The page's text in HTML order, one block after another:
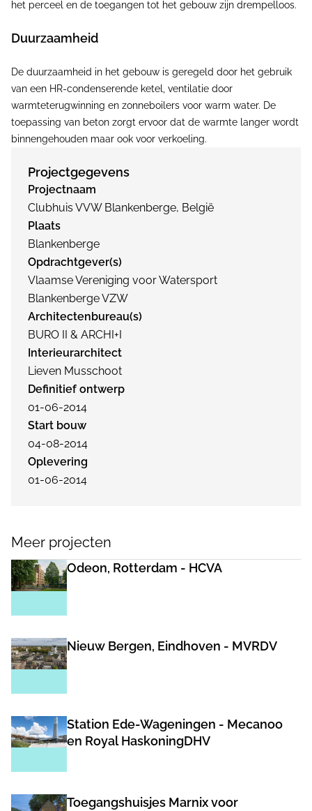
het perceel en de toegangen tot het gebouw zijn drempelloos.
Duurzaamheid
De duurzaamheid in het gebouw is geregeld door het gebruik
van een HR-condenserende ketel, ventilatie door
warmteterugwinning en zonneboilers voor warm water. De
toepassing van beton zorgt ervoor dat de warmte langer wordt
binnengehouden maar ook voor verkoeling.
Projectgegevens
Projectnaam
Clubhuis VVW Blankenberge, België
Plaats
Blankenberge
Opdrachtgever(s)
Vlaamse Vereniging voor Watersport
Blankenberge VZW
Architectenbureau(s)
BURO II & ARCHI+I
Interieurarchitect
Lieven Musschoot
Definitief ontwerp
01-06-2014
Start bouw
04-08-2014
Oplevering
01-06-2014
Meer projecten
Odeon, Rotterdam - HCVA
Nieuw Bergen, Eindhoven - MVRDV
Station Ede-Wageningen - Mecanoo
en Royal HaskoningDHV
Toegangshuisjes Marnix voor